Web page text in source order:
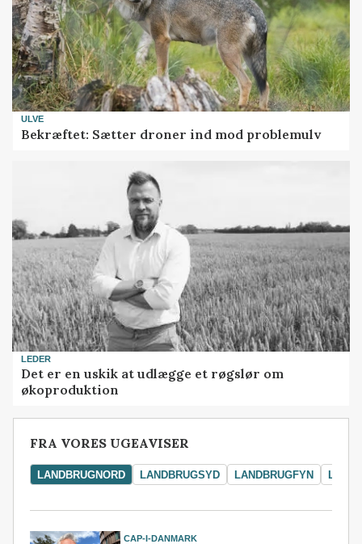
ULVE
Bekræftet: Sætter droner ind mod problemulv
LEDER
Det er en uskik at udlægge et røgslør om
økoproduktion
FRA VORES UGEAVISER
LANDBRUGNORD LANDBRUGSYD LANDBRUGFYN
CAP-I-DANMARK